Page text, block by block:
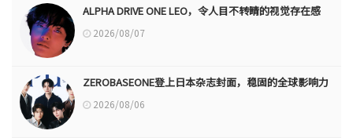
ALPHA DRIVE ONE LEO，令人目不转睛的视觉存在感
2026/08/07
ZEROBASEONE登上日本杂志封面，稳固的全球影响力
2026/08/06